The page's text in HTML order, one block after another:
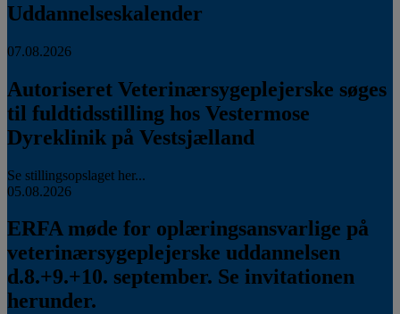
Uddannelseskalender
07.08.2026
Autoriseret Veterinærsygeplejerske søges
til fuldtidsstilling hos Vestermose
Dyreklinik på Vestsjælland
Se stillingsopslaget her...
05.08.2026
ERFA møde for oplæringsansvarlige på
veterinærsygeplejerske uddannelsen
d.8.+9.+10. september. Se invitationen
herunder.